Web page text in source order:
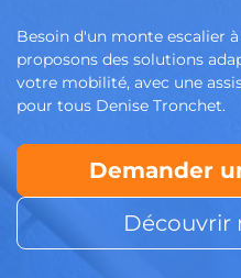
Besoin d'un monte escalier
proposons des solutions
votre mobilité, avec une
pour tous Denise Tronchet.
Demander
Découvrir